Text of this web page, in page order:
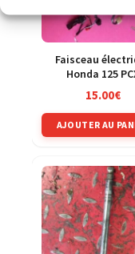
Faisceau
Honda 125
MLHJF28A
15.00€
AJOUTER AU